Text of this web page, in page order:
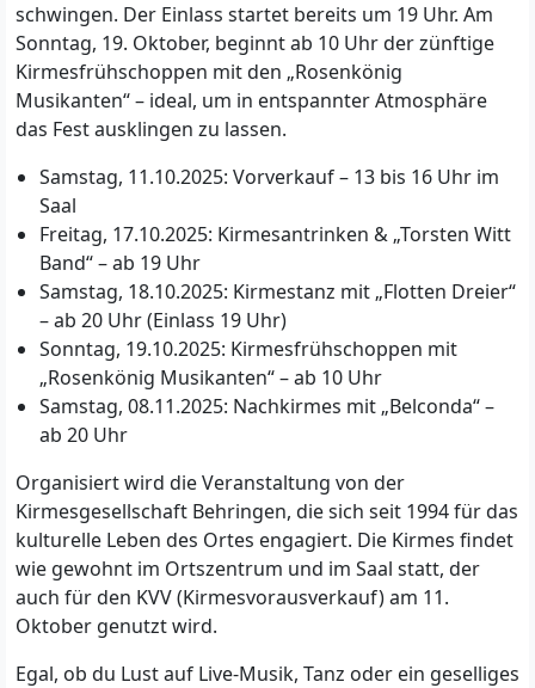
schwingen. Der Einlass startet bereits um 19 Uhr. Am
Sonntag, 19. Oktober, beginnt ab 10 Uhr der zünftige
Kirmesfrühschoppen mit den „Rosenkönig
Musikanten“ – ideal, um in entspannter Atmosphäre
das Fest ausklingen zu lassen.
Samstag, 11.10.2025: Vorverkauf – 13 bis 16 Uhr im
Saal
Freitag, 17.10.2025: Kirmesantrinken & „Torsten Witt
Band“ – ab 19 Uhr
Samstag, 18.10.2025: Kirmestanz mit „Flotten Dreier“
– ab 20 Uhr (Einlass 19 Uhr)
Sonntag, 19.10.2025: Kirmesfrühschoppen mit
„Rosenkönig Musikanten“ – ab 10 Uhr
Samstag, 08.11.2025: Nachkirmes mit „Belconda“ –
ab 20 Uhr
Organisiert wird die Veranstaltung von der
Kirmesgesellschaft Behringen, die sich seit 1994 für das
kulturelle Leben des Ortes engagiert. Die Kirmes findet
wie gewohnt im Ortszentrum und im Saal statt, der
auch für den KVV (Kirmesvorausverkauf) am 11.
Oktober genutzt wird.
Egal, ob du Lust auf Live-Musik, Tanz oder ein geselliges